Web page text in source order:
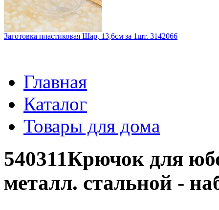
Заготовка пластиковая Шар, 13,6см за 1шт. 3142066
Главная
Каталог
Товары для дома
540311Крючок для
металл. стальной -